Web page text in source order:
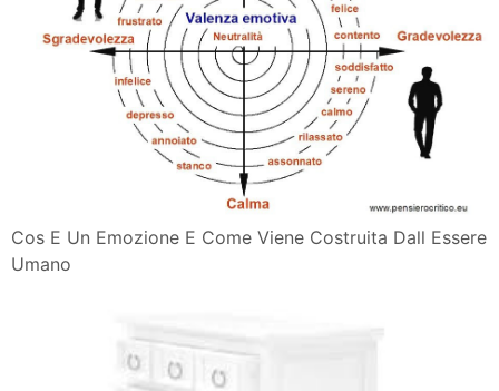
Cos E Un Emozione E Come Viene Costruita Dall Essere
Umano